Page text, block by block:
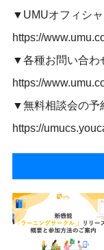
▼UMUオフィシャ
https://
▼各種お問い合わ
https://
▼無料相談会の予
https://